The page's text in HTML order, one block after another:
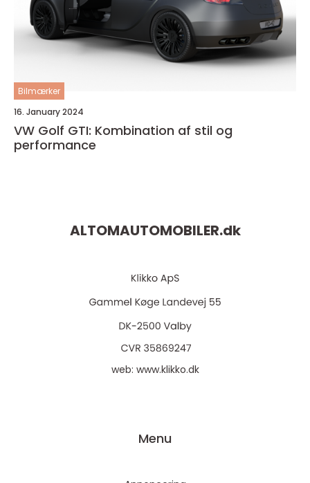
Bilmærker
16. January 2024
VW Golf GTI: Kombination af stil og
performance
ALTOMAUTOMOBILER.dk
web: www.klikko.dk
Menu